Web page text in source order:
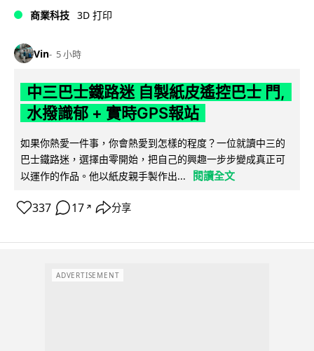
商業科技 3D 打印
Vin 5 小時
中三巴士鐵路迷 自製紙皮遙控巴士 門,
水撥識郁 + 實時GPS報站
如果你熱愛一件事，你會熱愛到怎樣的程度？一位就讀中三的
巴士鐵路迷，選擇由零開始，把自己的興趣一步步變成真正可
以運作的作品。他以紙皮親手製作出...
閱讀全文
337 17 ↗ 分享
ADVERTISEMENT